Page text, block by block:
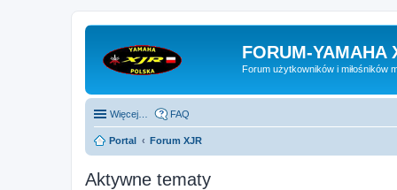
FORUM-YAMAHA
Forum użytkowników i miłośników
Więcej… FAQ
Portal Forum XJR
Aktywne tematy